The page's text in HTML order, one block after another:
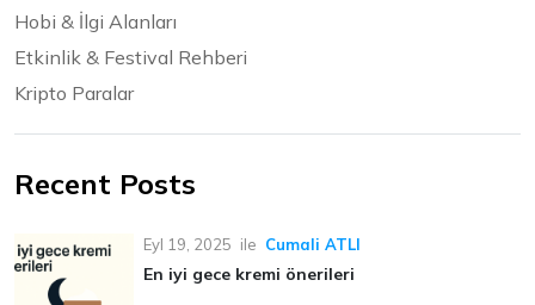
Hobi & İlgi Alanları
Etkinlik & Festival Rehberi
Kripto Paralar
Recent Posts
Eyl 19, 2025 ile Cumali ATLI
En iyi gece kremi önerileri